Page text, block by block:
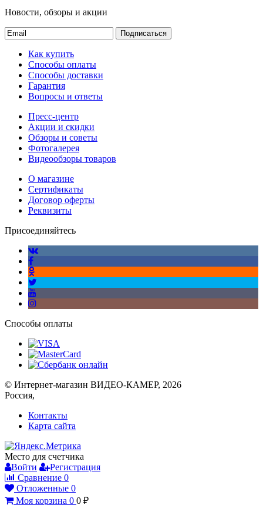
Новости, обзоры и акции
Подписаться
Как купить
Способы оплаты
Способы доставки
Гарантия
Вопросы и ответы
Пресс-центр
Акции и скидки
Обзоры и советы
Фотогалерея
Видеообзоры товаров
О магазине
Сертификаты
Договор оферты
Реквизиты
Присоединяйтесь
Способы оплаты
© Интернет-магазин ВИДЕО-КАМЕР, 2026
Россия,
Контакты
Карта сайта
Место для счетчика
Войти
Регистрация
Сравнение 0
Отложенные 0
Моя корзина 0 0 ₽